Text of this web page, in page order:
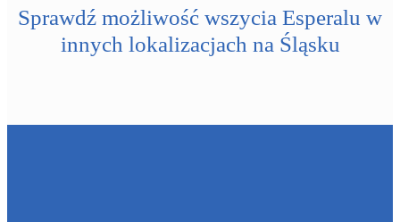
Sprawdź możliwość wszycia Esperalu w
innych lokalizacjach na Śląsku